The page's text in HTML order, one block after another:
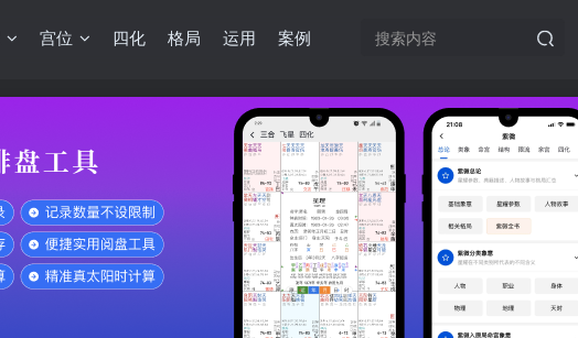
宫位 四化 格局 运用 案例